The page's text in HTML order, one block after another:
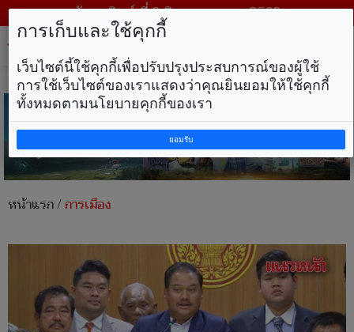
วันอาทิตย์ ที่ 9 สิงหาคม พ.ศ. 2569
หน้าแรก/การเมือง
การเก็บและใช้คุกกี้
เว็บไซต์นี้ใช้คุกกี้เพื่อปรับปรุงประสบการณ์ของผู้ใช้
การใช้เว็บไซต์ของเราแสดงว่าคุณยินยอมให้ใช้คุกกี้
ทั้งหมดตามนโยบายคุกกี้ของเรา
ยอมรับ